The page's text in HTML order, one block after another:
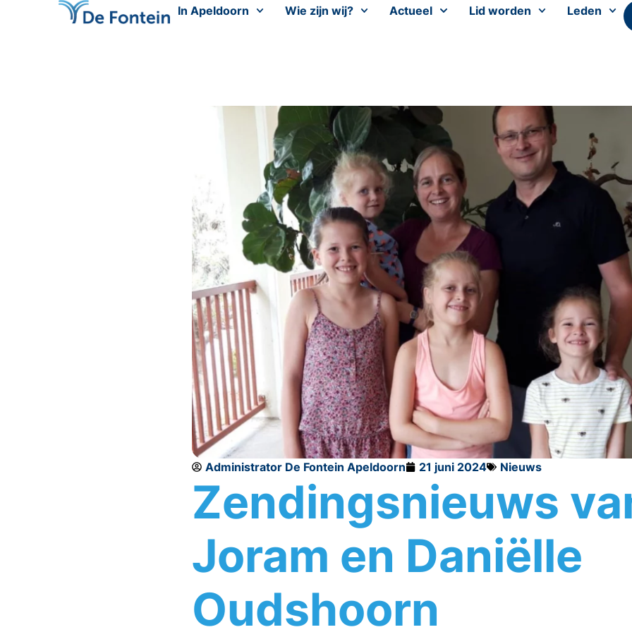
In Apeldoorn Wie zijn wij? Actueel Lid worden Leden
Administrator De Fontein Apeldoorn 21 juni 2024 Nieuws
Zendingsnieuws
Joram en Daniëlle
Oudshoorn